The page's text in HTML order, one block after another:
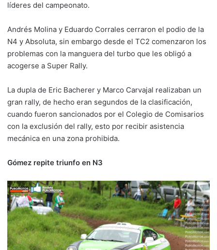
líderes del campeonato.
Andrés Molina y Eduardo Corrales cerraron el podio de la
N4 y Absoluta, sin embargo desde el TC2 comenzaron los
problemas con la manguera del turbo que les obligó a
acogerse a Super Rally.
La dupla de Eric Bacherer y Marco Carvajal realizaban un
gran rally, de hecho eran segundos de la clasificación,
cuando fueron sancionados por el Colegio de Comisarios
con la exclusión del rally, esto por recibir asistencia
mecánica en una zona prohibida.
Gómez repite triunfo en N3